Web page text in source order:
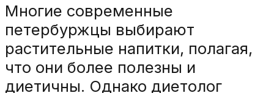
Многие современные
петербуржцы выбирают
растительные напитки, полагая,
что они более полезны и
диетичны. Однако диетолог